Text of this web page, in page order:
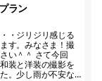
ラン
・ジリジリ感じる
す。みなさま！撮
い＾＾ さて今回
装と洋装の撮影を
。少し雨が不安な…